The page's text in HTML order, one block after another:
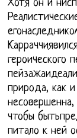
Хотя он и
героического
природа, как
чтобы
питало к ней